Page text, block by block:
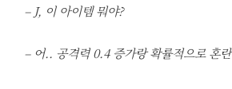
– J, 이 아이템 뭐야?
– 어.. 공격력 0.4 증가랑 확률적으로 혼